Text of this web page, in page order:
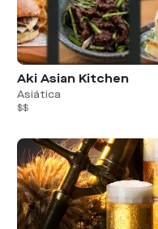
Aki Asian Kitchen
Asiática
$$